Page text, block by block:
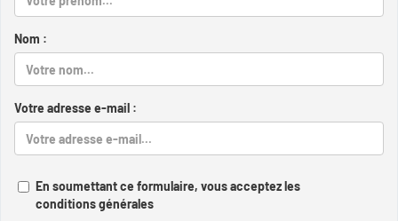
Nom :
Votre adresse e-mail :
En soumettant ce formulaire, vous acceptez les
conditions générales